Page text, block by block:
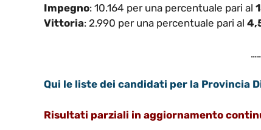
Impegno: 10.164 per una percentuale pari al
Vittoria: 2.990 per una percentuale pari al
Qui le liste dei candidati per la Provincia
Risultati parziali in aggiornamento